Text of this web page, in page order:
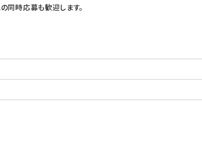
同時応募も歓迎します。